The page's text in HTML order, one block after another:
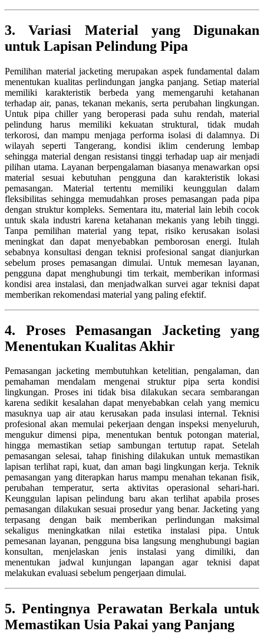
3. Variasi Material yang Digunakan
untuk Lapisan Pelindung Pipa
Pemilihan material jacketing merupakan aspek fundamental dalam
menentukan kualitas perlindungan jangka panjang. Setiap material
memiliki karakteristik berbeda yang memengaruhi ketahanan
terhadap air, panas, tekanan mekanis, serta perubahan lingkungan.
Untuk pipa chiller yang beroperasi pada suhu rendah, material
pelindung harus memiliki kekuatan struktural, tidak mudah
terkorosi, dan mampu menjaga performa isolasi di dalamnya. Di
wilayah seperti Tangerang, kondisi iklim cenderung lembap
sehingga material dengan resistansi tinggi terhadap uap air menjadi
pilihan utama. Layanan berpengalaman biasanya menawarkan opsi
material sesuai kebutuhan pengguna dan karakteristik lokasi
pemasangan. Material tertentu memiliki keunggulan dalam
fleksibilitas sehingga memudahkan proses pemasangan pada pipa
dengan struktur kompleks. Sementara itu, material lain lebih cocok
untuk skala industri karena ketahanan mekanis yang lebih tinggi.
Tanpa pemilihan material yang tepat, risiko kerusakan isolasi
meningkat dan dapat menyebabkan pemborosan energi. Itulah
sebabnya konsultasi dengan teknisi profesional sangat dianjurkan
sebelum proses pemasangan dimulai. Untuk memesan layanan,
pengguna dapat menghubungi tim terkait, memberikan informasi
kondisi area instalasi, dan menjadwalkan survei agar teknisi dapat
memberikan rekomendasi material yang paling efektif.
4. Proses Pemasangan Jacketing yang
Menentukan Kualitas Akhir
Pemasangan jacketing membutuhkan ketelitian, pengalaman, dan
pemahaman mendalam mengenai struktur pipa serta kondisi
lingkungan. Proses ini tidak bisa dilakukan secara sembarangan
karena sedikit kesalahan dapat menyebabkan celah yang memicu
masuknya uap air atau kerusakan pada insulasi internal. Teknisi
profesional akan memulai pekerjaan dengan inspeksi menyeluruh,
mengukur dimensi pipa, menentukan bentuk potongan material,
hingga memastikan setiap sambungan tertutup rapat. Setelah
pemasangan selesai, tahap finishing dilakukan untuk memastikan
lapisan terlihat rapi, kuat, dan aman bagi lingkungan kerja. Teknik
pemasangan yang diterapkan harus mampu menahan tekanan fisik,
perubahan temperatur, serta aktivitas operasional sehari-hari.
Keunggulan lapisan pelindung baru akan terlihat apabila proses
pemasangan dilakukan sesuai prosedur yang benar. Jacketing yang
terpasang dengan baik memberikan perlindungan maksimal
sekaligus meningkatkan nilai estetika instalasi pipa. Untuk
pemesanan layanan, pengguna bisa langsung menghubungi bagian
konsultan, menjelaskan jenis instalasi yang dimiliki, dan
menentukan jadwal kunjungan lapangan agar teknisi dapat
melakukan evaluasi sebelum pengerjaan dimulai.
5. Pentingnya Perawatan Berkala untuk
Memastikan Usia Pakai yang Panjang